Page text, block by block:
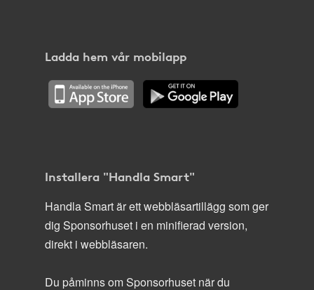
Ladda hem vår mobilapp
Installera "Handla Smart"
Handla Smart är ett webbläsartillägg som ger
dig Sponsorhuset i en minifierad version,
direkt i webbläsaren.
Du påminns om Sponsorhuset när du